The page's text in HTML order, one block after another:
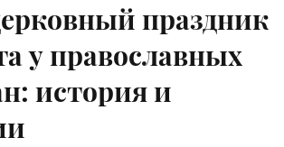
праздник
у православных
история и